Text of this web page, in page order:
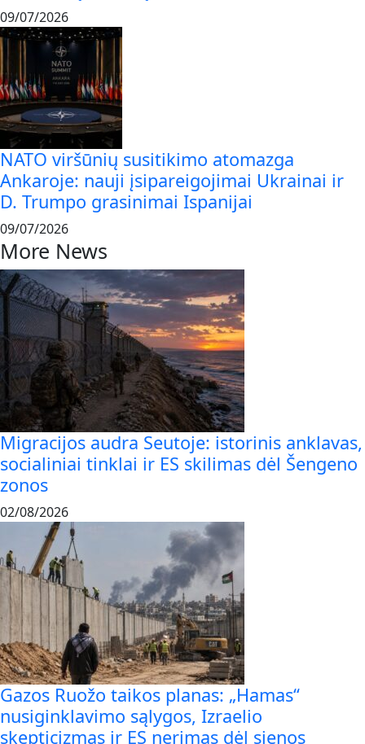
09/07/2026
NATO viršūnių susitikimo atomazga
Ankaroje: nauji įsipareigojimai Ukrainai ir
D. Trumpo grasinimai Ispanijai
09/07/2026
More News
Migracijos audra Seutoje: istorinis anklavas,
socialiniai tinklai ir ES skilimas dėl Šengeno
zonos
02/08/2026
Gazos Ruožo taikos planas: „Hamas“
nusiginklavimo sąlygos, Izraelio
skepticizmas ir ES nerimas dėl sienos